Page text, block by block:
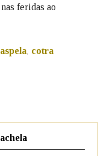
PALABRAS
feridas ao
cotra